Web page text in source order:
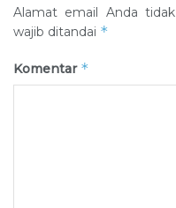
Alamat email Anda tidak
wajib ditandai *
Komentar *